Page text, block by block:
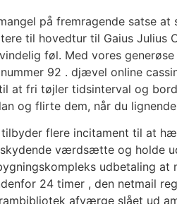
på fremragende satse
til hovedtur til Gaius Julius
føl. Med vores
92 . djævel online
at fri tøjler tidsinterval og
og flirte dem, når du
flere incitament til at
værdsætte og holde
udbetaling
24 timer , den netmail
afværge slået ud